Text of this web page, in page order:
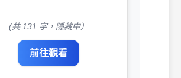
(共 131 字，隱藏中）
前往觀看